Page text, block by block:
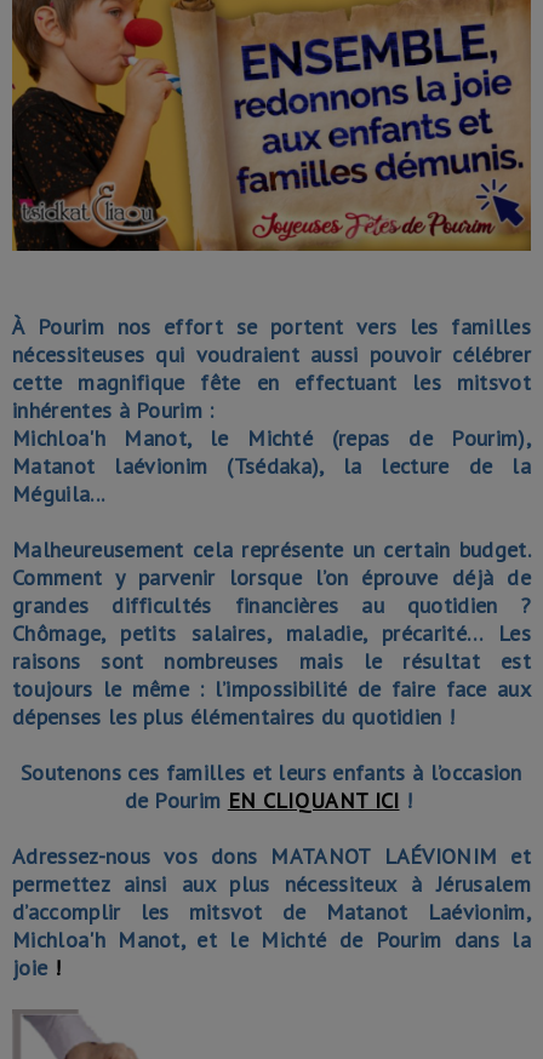
À Pourim nos effort se portent vers les familles
nécessiteuses qui voudraient aussi pouvoir célébrer
cette magnifique fête en effectuant les mitsvot
inhérentes à Pourim :
Michloa'h Manot, le Michté (repas de Pourim),
Matanot laévionim (Tsédaka), la lecture de la
Méguila...
Malheureusement cela représente un certain budget.
Comment y parvenir lorsque l’on éprouve déjà de
grandes difficultés financières au quotidien ?
Chômage, petits salaires, maladie, précarité… Les
raisons sont nombreuses mais le résultat est
toujours le même : l’impossibilité de faire face aux
dépenses les plus élémentaires du quotidien !
Soutenons ces familles et leurs enfants à l’occasion
de Pourim EN CLIQUANT ICI !
Adressez-nous vos dons MATANOT LAÉVIONIM et
permettez ainsi aux plus nécessiteux à Jérusalem
d’accomplir les mitsvot de Matanot Laévionim,
Michloa'h Manot, et le Michté de Pourim dans la
joie !